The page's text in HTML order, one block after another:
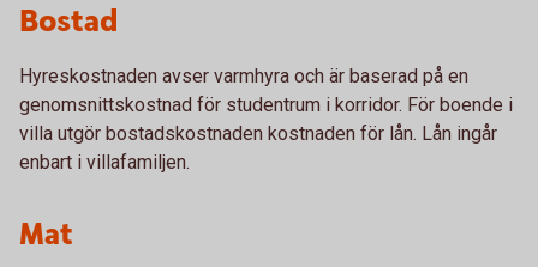
Bostad
Hyreskostnaden avser varmhyra och är baserad på en
genomsnittskostnad för studentrum i korridor. För boende i
villa utgör bostadskostnaden kostnaden för lån. Lån ingår
enbart i villafamiljen.
Mat